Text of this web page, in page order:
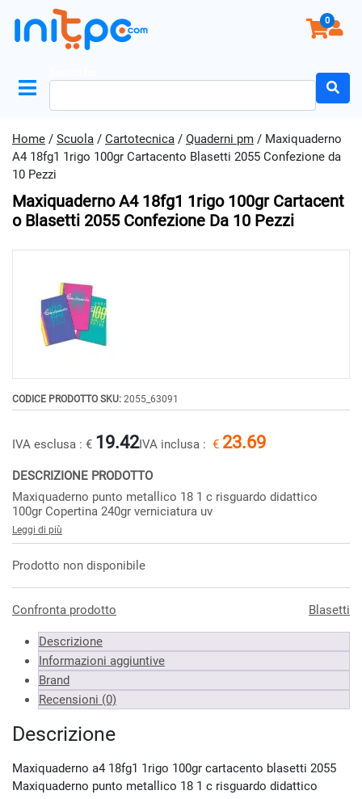
0
Home / Scuola / Cartotecnica / Quaderni pm / Maxiquaderno
A4 18fg1 1rigo 100gr Cartacento Blasetti 2055 Confezione da
10 Pezzi
Maxiquaderno A4 18fg1 1rigo 100gr Cartacent
O Blasetti 2055 Confezione Da 10 Pezzi
CODICE PRODOTTO SKU: 2055_63091
IVA esclusa : € 19.42IVA inclusa : € 23.69
DESCRIZIONE PRODOTTO
Maxiquaderno punto metallico 18 1 c risguardo didattico
100gr Copertina 240gr verniciatura uv
Leggi di più
Prodotto non disponibile
Confronta prodotto Blasetti
Descrizione
Informazioni aggiuntive
Brand
Recensioni (0)
Descrizione
Maxiquaderno a4 18fg1 1rigo 100gr cartacento blasetti 2055
Maxiquaderno punto metallico 18 1 c risguardo didattico